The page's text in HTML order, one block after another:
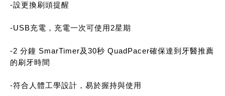
-設更換刷頭提醒
-USB充電，充電一次可使用2星期
-2 分鐘 SmarTimer及30秒 QuadPacer確保達到牙醫推薦
的刷牙時間
-符合人體工學設計，易於握持與使用